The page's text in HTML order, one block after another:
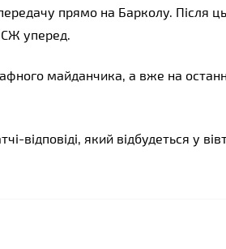
прямо на Барколу. Після
уперед.
майданчика, а вже на
відповіді, який відбудеться у